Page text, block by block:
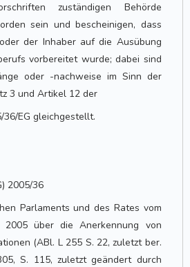
zuständigen Behörde
sein und bescheinigen, dass
der Inhaber auf die Ausübung
vorbereitet wurde; dabei sind
oder -nachweise im Sinn der
3 und Artikel 12 der
36/EG gleichgestellt.
2005/36
Parlaments und des Rates vom
2005 über die Anerkennung von
(ABl. L 255 S. 22, zuletzt ber.
S. 115, zuletzt geändert durch